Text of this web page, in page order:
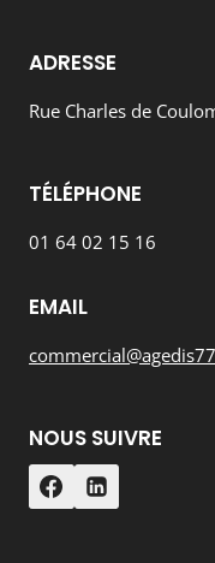
ADRESSE
Rue Charles de
TÉLÉPHONE
01 64 02 15 16
EMAIL
NOUS SUIVRE